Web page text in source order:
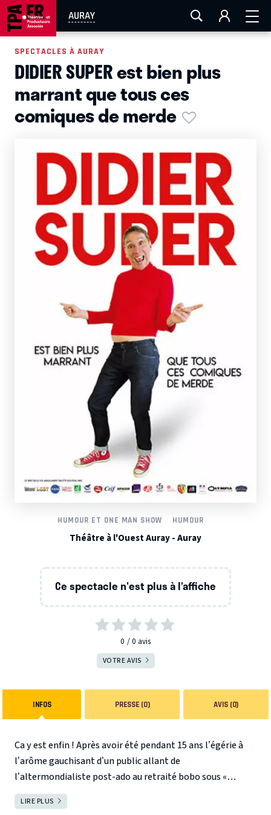
AURAY
AIX-MARSEILLE LA ROCHELLE
EN TOURNÉE
SPECTACLES À AURAY
DIDIER SUPER est bien plus
marrant que tous ces
comiques de merde
HUMOUR ET ONE MAN SHOW HUMOUR
Théâtre à l'Ouest Auray - Auray
Ce spectacle n'est plus à l’affiche
0 0 avis
VOTRE AVIS
INFOS PRESSE (0) AVIS (0)
Ca y est enfin ! Après avoir été pendant 15 ans l’égérie à
l’arôme gauchisant d’un public allant de
l’altermondialiste post-ado au retraité bobo sous «
perfusion intellectuelle » de France Inter, Didier s’est enfin
mis « en marche » pour devenir l’égérie de Tous.
LIRE PLUS